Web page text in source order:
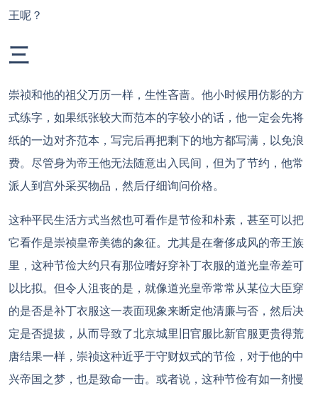
王呢？
三
崇祯和他的祖父万历一样，生性吝啬。他小时候用仿影的方
式练字，如果纸张较大而范本的字较小的话，他一定会先将
纸的一边对齐范本，写完后再把剩下的地方都写满，以免浪
费。尽管身为帝王他无法随意出入民间，但为了节约，他常
派人到宫外采买物品，然后仔细询问价格。
这种平民生活方式当然也可看作是节俭和朴素，甚至可以把
它看作是崇祯皇帝美德的象征。尤其是在奢侈成风的帝王族
里，这种节俭大约只有那位嗜好穿补丁衣服的道光皇帝差可
以比拟。但令人沮丧的是，就像道光皇帝常常从某位大臣穿
的是否是补丁衣服这一表面现象来断定他清廉与否，然后决
定是否提拔，从而导致了北京城里旧官服比新官服更贵得荒
唐结果一样，崇祯这种近乎于守财奴式的节俭，对于他的中
兴帝国之梦，也是致命一击。或者说，这种节俭有如一剂慢